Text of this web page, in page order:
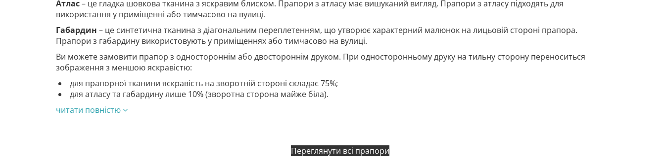
Атлас– це гладка шовкова тканина з яскравим блиском. Прапори з атласу має вишуканий вигляд. Прапори з атласу підходять для
використання у приміщенні або тимчасово на вулиці.
Габардин – це синтетична тканина з діагональним переплетенням, що утворює характерний малюнок на лицьовій стороні прапора.
Прапори з габардину використовують у приміщеннях або тимчасово на вулиці.
Ви можете замовити прапор з одностороннім або двостороннім друком. При односторонньому друку на тильну сторону переноситься
зображення з меншою яскравістю:
для прапорної тканини яскравість на зворотній стороні складає 75%;
для атласу та габардину лише 10% (зворотна сторона майже біла).
читати повністю
Переглянути всі прапори